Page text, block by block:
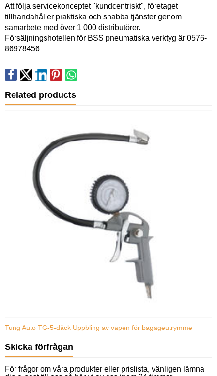
Att följa servicekonceptet "kundcentriskt", företaget
tillhandahåller praktiska och snabba tjänster genom
samarbete med över 1 000 distributörer.
Försäljningshotellen för BSS pneumatiska verktyg är 0576-
86978456
Related products
Tung Auto TG-5-däck Uppbling av vapen för bagageutrymme
Skicka förfrågan
För frågor om våra produkter eller prislista, vänligen lämna